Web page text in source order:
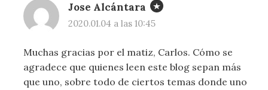
Jose Alcántara
2020.01.04 a las 10:45
Muchas gracias por el matiz, Carlos. Cómo se
agradece que quienes leen este blog sepan más
que uno, sobre todo de ciertos temas donde uno